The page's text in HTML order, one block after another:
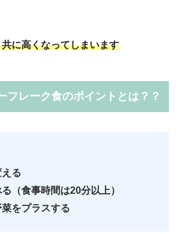
に高くなってしまいます
フレーク食のポイントとは？？
る
（食事時間は20分以上）
をプラスする